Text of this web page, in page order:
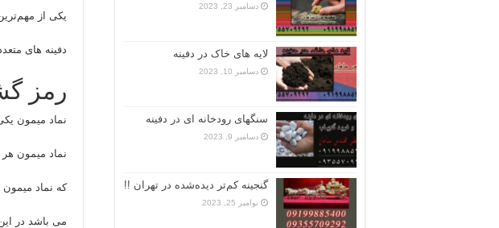
یکی از
دفینه های
رمز
نماد میمون
نماد میمون
که نماد
می باشد در
دسامبر 23, 2023
لایه های خاک در دفینه
دسامبر 10, 2023
سنگهای رودخانه ای در دفینه
دسامبر 9, 2023
گنجینه کم‌تر دیده‌شده در تهران !!
نوامبر 25, 2023